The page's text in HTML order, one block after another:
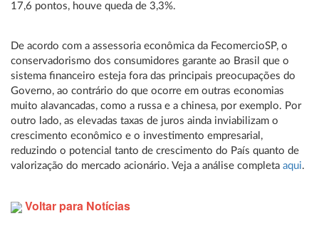
17,6 pontos, houve queda de 3,3%.
De acordo com a assessoria econômica da FecomercioSP, o
conservadorismo dos consumidores garante ao Brasil que o
sistema financeiro esteja fora das principais preocupações do
Governo, ao contrário do que ocorre em outras economias
muito alavancadas, como a russa e a chinesa, por exemplo. Por
outro lado, as elevadas taxas de juros ainda inviabilizam o
crescimento econômico e o investimento empresarial,
reduzindo o potencial tanto de crescimento do País quanto de
valorização do mercado acionário. Veja a análise completa aqui.
Voltar para Notícias